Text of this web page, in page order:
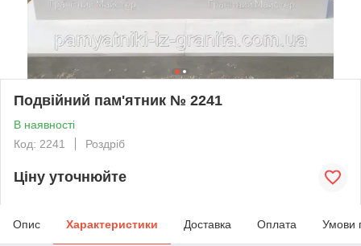
Подвійний пам'ятник № 2241
В наявності
Код: 2241
Роздріб
Ціну уточнюйте
Опис Характеристики Доставка Оплата Умови